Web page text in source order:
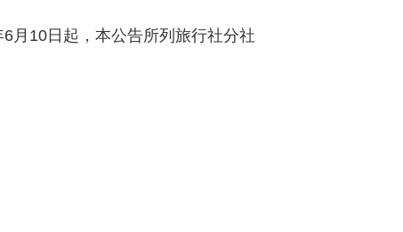
10日起，本公告所列旅行社分社